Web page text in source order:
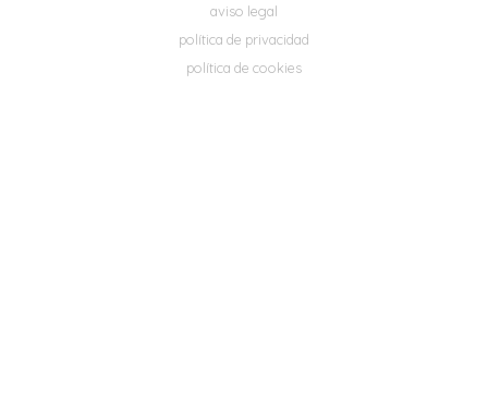
aviso legal
política de privacidad
política de cookies